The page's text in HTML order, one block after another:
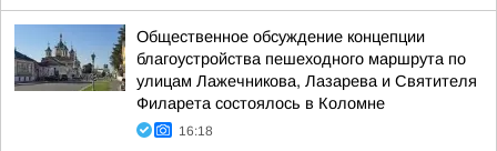
Общественное обсуждение концепции
благоустройства пешеходного маршрута по
улицам Лажечникова, Лазарева и Святителя
Филарета состоялось в Коломне
16:18